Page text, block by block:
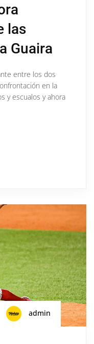
las
Guaira
entre los dos
en la
y escualos y ahora
admin